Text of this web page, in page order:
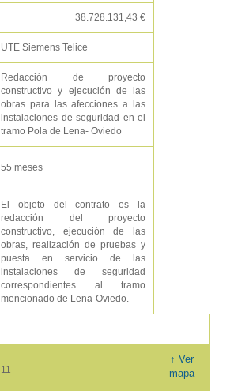
38.728.131,43 €
UTE Siemens Telice
Redacción de proyecto
constructivo y ejecución de las
obras para las afecciones a las
instalaciones de seguridad en el
tramo Pola de Lena- Oviedo
55 meses
El objeto del contrato es la
redacción del proyecto
constructivo, ejecución de las
obras, realización de pruebas y
puesta en servicio de las
instalaciones de seguridad
correspondientes al tramo
mencionado de Lena-Oviedo.
11
↑ Ver
mapa